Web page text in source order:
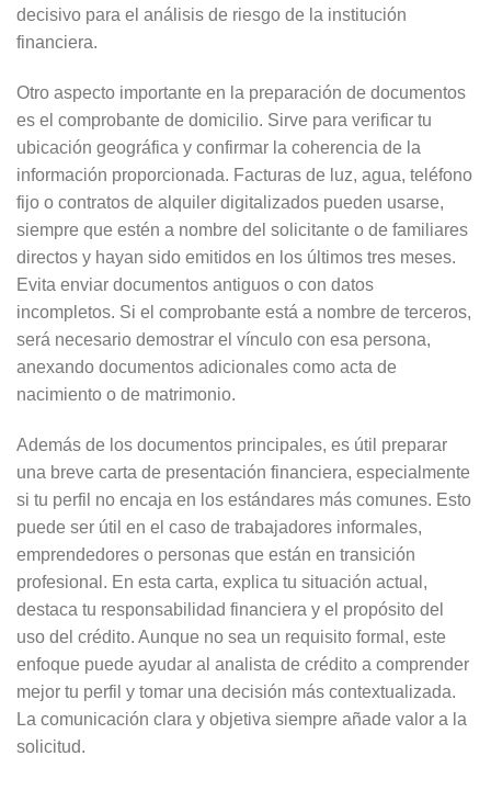
decisivo para el análisis de riesgo de la institución
financiera.
Otro aspecto importante en la preparación de documentos
es el comprobante de domicilio. Sirve para verificar tu
ubicación geográfica y confirmar la coherencia de la
información proporcionada. Facturas de luz, agua, teléfono
fijo o contratos de alquiler digitalizados pueden usarse,
siempre que estén a nombre del solicitante o de familiares
directos y hayan sido emitidos en los últimos tres meses.
Evita enviar documentos antiguos o con datos
incompletos. Si el comprobante está a nombre de terceros,
será necesario demostrar el vínculo con esa persona,
anexando documentos adicionales como acta de
nacimiento o de matrimonio.
Además de los documentos principales, es útil preparar
una breve carta de presentación financiera, especialmente
si tu perfil no encaja en los estándares más comunes. Esto
puede ser útil en el caso de trabajadores informales,
emprendedores o personas que están en transición
profesional. En esta carta, explica tu situación actual,
destaca tu responsabilidad financiera y el propósito del
uso del crédito. Aunque no sea un requisito formal, este
enfoque puede ayudar al analista de crédito a comprender
mejor tu perfil y tomar una decisión más contextualizada.
La comunicación clara y objetiva siempre añade valor a la
solicitud.